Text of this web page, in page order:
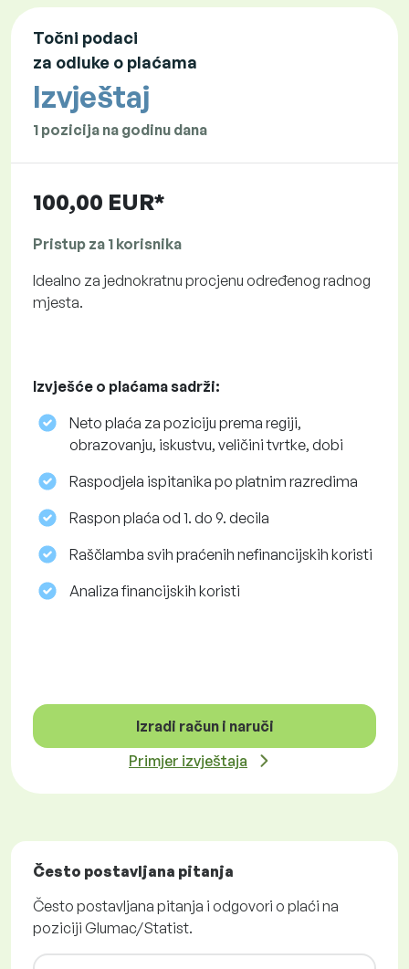
Točni podaci
za odluke o plaćama
Izvještaj
1 pozicija na godinu dana
100,00 EUR*
Pristup za 1 korisnika
Idealno za jednokratnu procjenu određenog radnog
mjesta.
Izvješće o plaćama sadrži:
Neto plaća za poziciju prema regiji,
obrazovanju, iskustvu, veličini tvrtke, dobi
Raspodjela ispitanika po platnim razredima
Raspon plaća od 1. do 9. decila
Raščlamba svih praćenih nefinancijskih koristi
Analiza financijskih koristi
Izradi račun i naruči
Primjer izvještaja
Često postavljana pitanja
Često postavljana pitanja i odgovori o plaći na
poziciji Glumac/Statist.